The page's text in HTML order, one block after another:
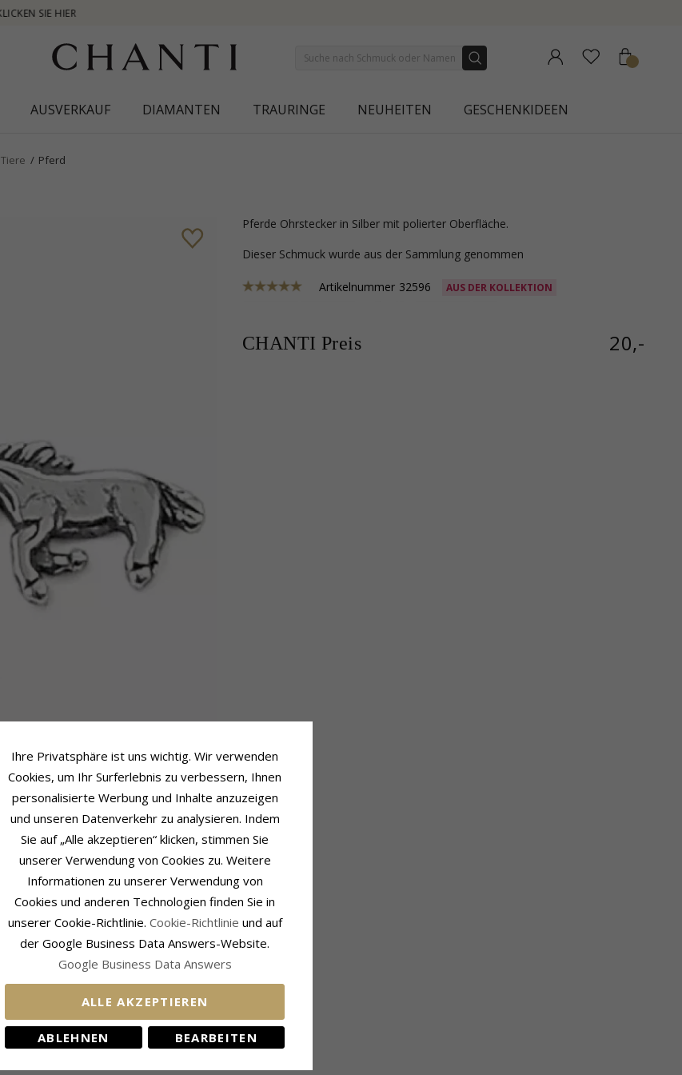
AUSVERKAUF DIAMANTEN TRAURINGE NEUHEITEN GESCHENKIDEEN
Tiere Pferd
Pferde Ohrstecker in Silber mit polierter Oberfläche.
Dieser Schmuck wurde aus der Sammlung genommen
Artikelnummer 32596 AUS DER KOLLEKTION
CHANTI Preis 20,-
Ihre Privatsphäre ist uns wichtig. Wir verwenden
Cookies, um Ihr Surferlebnis zu verbessern, Ihnen
personalisierte Werbung und Inhalte anzuzeigen
und unseren Datenverkehr zu analysieren. Indem
Sie auf „Alle akzeptieren“ klicken, stimmen Sie
unserer Verwendung von Cookies zu. Weitere
Informationen zu unserer Verwendung von
Cookies und anderen Technologien finden Sie in
unserer Cookie-Richtlinie. Cookie-Richtlinie und auf
der Google Business Data Answers-Website.
Google Business Data Answers
ALLE AKZEPTIEREN
ABLEHNEN BEARBEITEN